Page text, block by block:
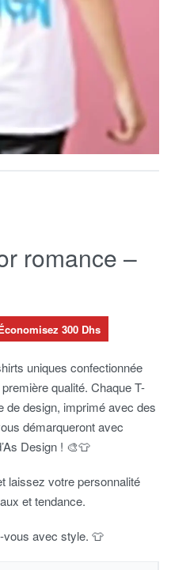
romance –
300 Dhs
uniques confectionnée
qualité. Chaque T-
de design, imprimé avec des
démarqueront avec
Design ! 🎨👕
laissez votre personnalité
et tendance.
vous avec style. 👕